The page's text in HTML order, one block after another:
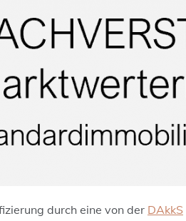
durch eine von der DAkkS